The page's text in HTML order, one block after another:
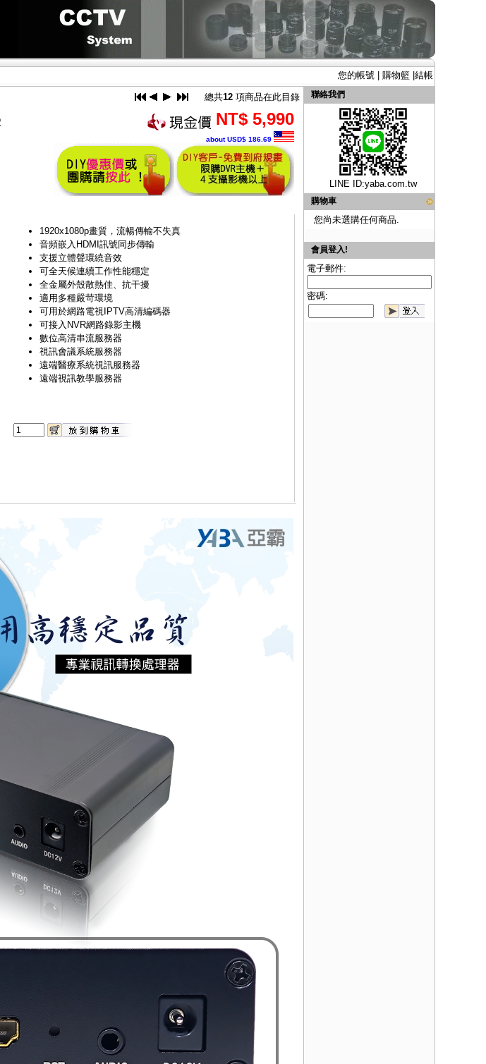
您的帳號 購物籃 結帳
總共12 項商品在此目錄
NT$ 5,990
about USD$ 186.69
1920x1080p畫質，流暢傳輸不失真
音頻嵌入HDMI訊號同步傳輸
支援立體聲環繞音效
可全天候連續工作性能穩定
全金屬外殼散熱佳、抗干擾
適用多種嚴苛環境
可用於網路電視IPTV高清編碼器
可接入NVR網路錄影主機
數位高清串流服務器
視訊會議系統服務器
遠端醫療系統視訊服務器
遠端視訊教學服務器
聯絡我們
LINE ID:yaba.com.tw
購物車
您尚未選購任何商品.
會員登入!
電子郵件:
密碼: